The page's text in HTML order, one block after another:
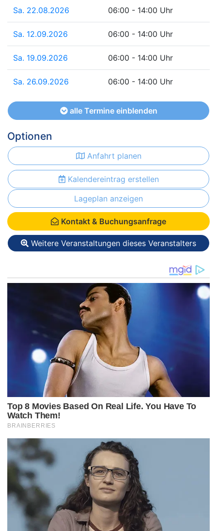
Sa. 22.08.2026 06:00 - 14:00 Uhr
Sa. 12.09.2026 06:00 - 14:00 Uhr
Sa. 19.09.2026 06:00 - 14:00 Uhr
Sa. 26.09.2026 06:00 - 14:00 Uhr
alle Termine einblenden
Optionen
Anfahrt planen
Kalendereintrag erstellen
Lageplan anzeigen
Kontakt & Buchungsanfrage
Weitere Veranstaltungen dieses Veranstalters